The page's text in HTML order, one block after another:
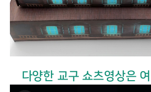
다양한 교구 쇼츠영상